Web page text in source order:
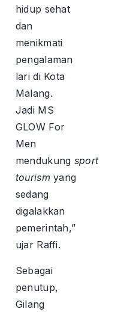
hidup sehat
dan
menikmati
pengalaman
lari di Kota
Malang.
Jadi MS
GLOW For
Men
mendukung sport
tourismyang
sedang
digalakkan
pemerintah,”
ujar Raffi.
Sebagai
penutup,
Gilang